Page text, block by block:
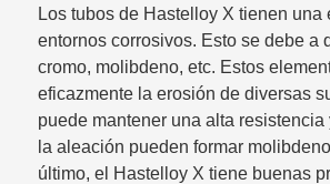
Los tubos de Hastelloy X tienen
entornos corrosivos. Esto se debe a
cromo, molibdeno, etc. Estos
eficazmente la erosión de diversas
puede mantener una alta
la aleación pueden formar
último, el Hastelloy X tiene buenas